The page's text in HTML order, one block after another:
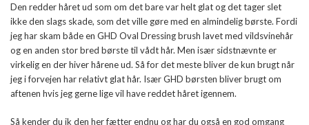
Den redder håret ud som om det bare var helt glat og det tager slet
ikke den slags skade, som det ville gøre med en almindelig børste. Fordi
jeg har skam både en GHD Oval Dressing brush lavet med vildsvinehår
og en anden stor bred børste til vådt hår. Men især sidstnævnte er
virkelig en der hiver hårene ud. Så for det meste bliver de kun brugt når
jeg i forvejen har relativt glat hår. Især GHD børsten bliver brugt om
aftenen hvis jeg gerne lige vil have reddet håret igennem.
Så kender du ik den her fætter endnu og har du også en god omgang